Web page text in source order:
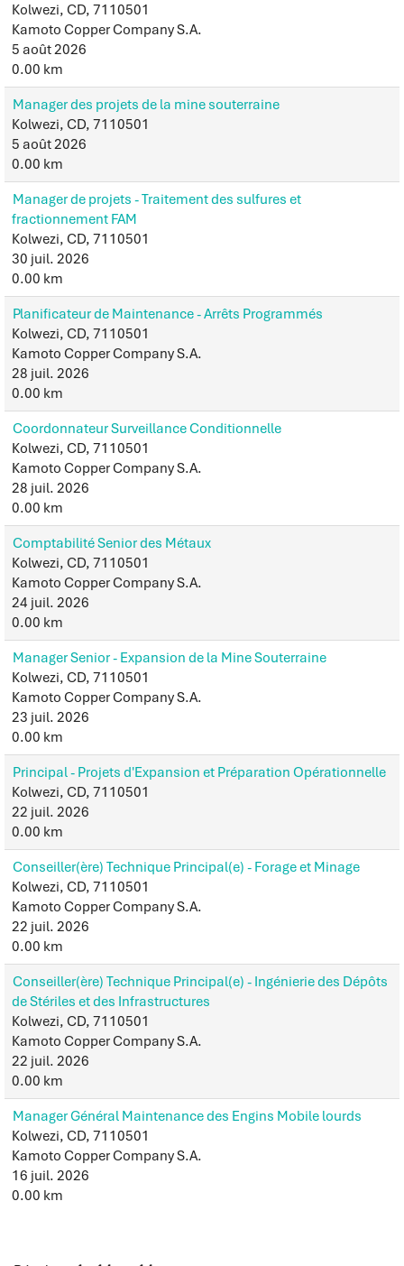
Kolwezi, CD, 7110501
Kamoto Copper Company S.A.
5 août 2026
0.00 km
Manager des projets de la mine souterraine
Kolwezi, CD, 7110501
5 août 2026
0.00 km
Manager de projets - Traitement des sulfures et
fractionnement FAM
Kolwezi, CD, 7110501
30 juil. 2026
0.00 km
Planificateur de Maintenance - Arrêts Programmés
Kolwezi, CD, 7110501
Kamoto Copper Company S.A.
28 juil. 2026
0.00 km
Coordonnateur Surveillance Conditionnelle
Kolwezi, CD, 7110501
Kamoto Copper Company S.A.
28 juil. 2026
0.00 km
Comptabilité Senior des Métaux
Kolwezi, CD, 7110501
Kamoto Copper Company S.A.
24 juil. 2026
0.00 km
Manager Senior - Expansion de la Mine Souterraine
Kolwezi, CD, 7110501
Kamoto Copper Company S.A.
23 juil. 2026
0.00 km
Principal - Projets d'Expansion et Préparation Opérationnelle
Kolwezi, CD, 7110501
22 juil. 2026
0.00 km
Conseiller(ère) Technique Principal(e) - Forage et Minage
Kolwezi, CD, 7110501
Kamoto Copper Company S.A.
22 juil. 2026
0.00 km
Conseiller(ère) Technique Principal(e) - Ingénierie des Dépôts
de Stériles et des Infrastructures
Kolwezi, CD, 7110501
Kamoto Copper Company S.A.
22 juil. 2026
0.00 km
Manager Général Maintenance des Engins Mobile lourds
Kolwezi, CD, 7110501
Kamoto Copper Company S.A.
16 juil. 2026
0.00 km